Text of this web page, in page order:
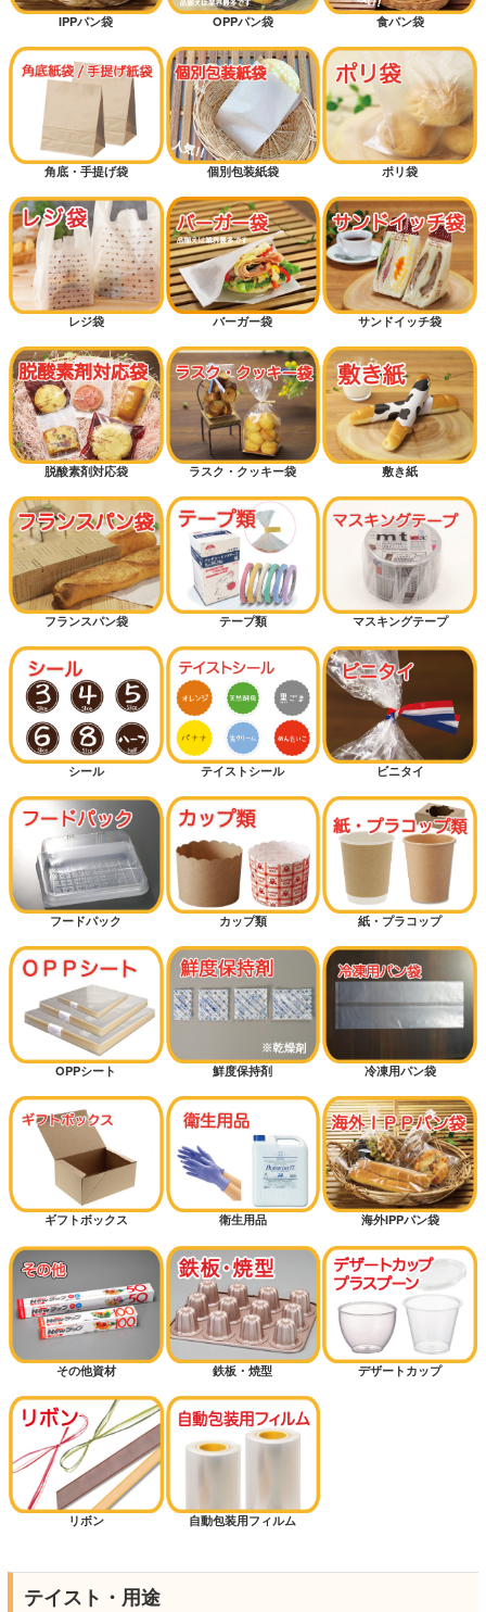
IPPパン袋 OPPパン袋 食パン袋
角底・手提げ袋 個別包装紙袋 ポリ袋
レジ袋 バーガー袋 サンドイッチ袋
脱酸素剤対応袋 ラスク・クッキー袋 敷き紙
フランスパン袋 テープ類 マスキングテープ
シール テイストシール ビニタイ
フードパック カップ類 紙・プラコップ
OPPシート 鮮度保持剤 冷凍用パン袋
ギフトボックス 衛生用品 海外IPPパン袋
その他資材 鉄板・焼型 デザートカップ
リボン 自動包装用フィルム
テイスト・用途